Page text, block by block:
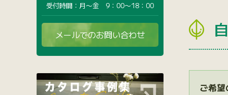
ご希
受付時間：月〜金 9：00〜18：00
メールでのお問い合わせ